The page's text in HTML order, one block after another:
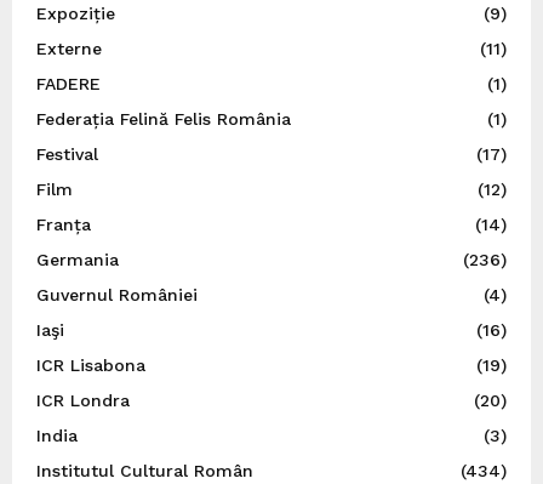
Expoziție
(9)
Externe
(11)
FADERE
(1)
Federația Felină Felis România
(1)
Festival
(17)
Film
(12)
Franța
(14)
Germania
(236)
Guvernul României
(4)
Iaşi
(16)
ICR Lisabona
(19)
ICR Londra
(20)
India
(3)
Institutul Cultural Român
(434)